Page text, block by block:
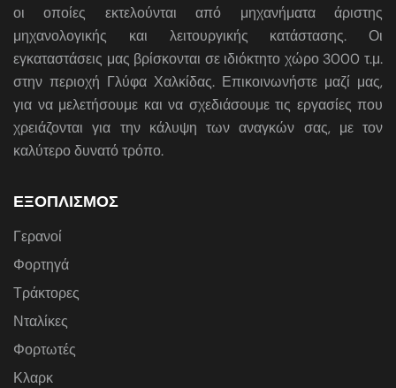
οι οποίες εκτελούνται από μηχανήματα άριστης
μηχανολογικής και λειτουργικής κατάστασης. Οι
εγκαταστάσεις μας βρίσκονται σε ιδιόκτητο χώρο 3000 τ.μ.
στην περιοχή Γλύφα Χαλκίδας. Επικοινωνήστε μαζί μας,
για να μελετήσουμε και να σχεδιάσουμε τις εργασίες που
χρειάζονται για την κάλυψη των αναγκών σας, με τον
καλύτερο δυνατό τρόπο.
ΕΞΟΠΛΙΣΜΟΣ
Γερανοί
Φορτηγά
Τράκτορες
Νταλίκες
Φορτωτές
Κλαρκ